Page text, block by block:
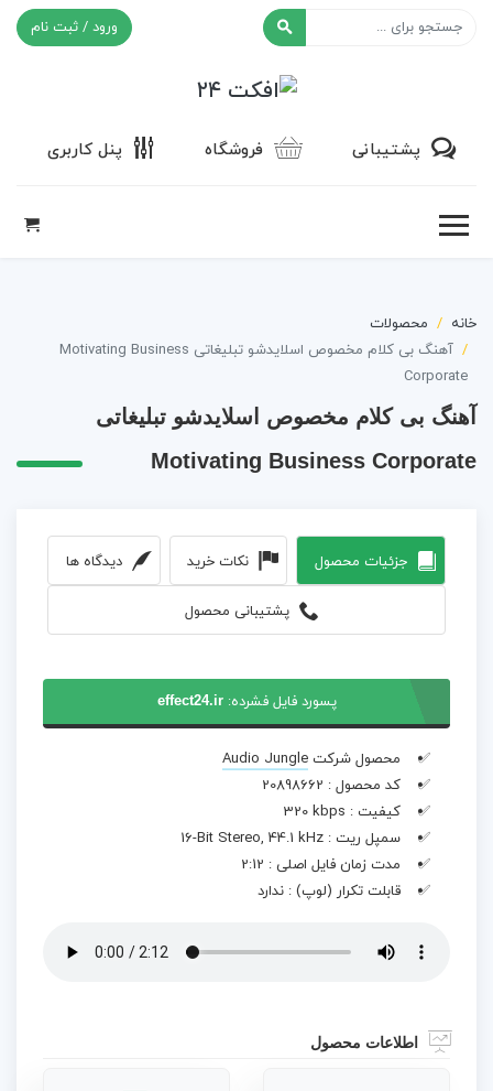
ورود / ثبت نام
پشتیبانی فروشگاه پنل کاربری
خانه
محصولات
آهنگ بی کلام مخصوص اسلایدشو تبلیغاتی Motivating Business
Corporate
آهنگ بی کلام مخصوص اسلایدشو تبلیغاتی
Motivating Business Corporate
جزئیات محصول نکات خرید دیدگاه ها
پشتیبانی محصول
پسورد فایل فشرده:effect24.ir
محصول شرکت Audio Jungle
کد محصول : 20898662
کیفیت : 320 kbps
سمپل ریت : 16-Bit Stereo, 44.1 kHz
مدت زمان فایل اصلی : 2:12
قابلت تکرار (لوپ) : ندارد
اطلاعات محصول